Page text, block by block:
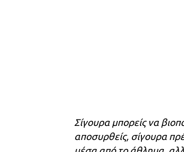
Σίγουρα μπορείς να
αποσυρθείς, σίγουρα